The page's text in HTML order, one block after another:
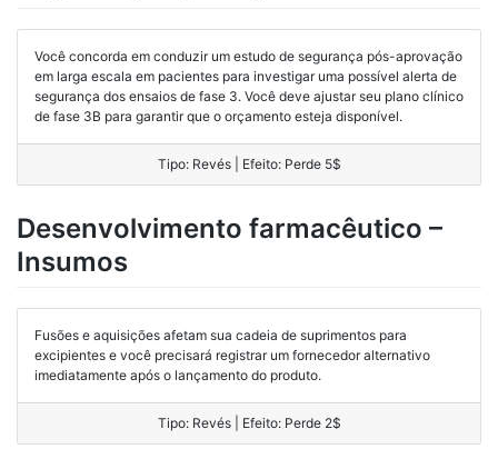
Você concorda em conduzir um estudo de segurança pós-aprovação
em larga escala em pacientes para investigar uma possível alerta de
segurança dos ensaios de fase 3. Você deve ajustar seu plano clínico
de fase 3B para garantir que o orçamento esteja disponível.
Tipo: Revés | Efeito: Perde 5$
Desenvolvimento farmacêutico –
Insumos
Fusões e aquisições afetam sua cadeia de suprimentos para
excipientes e você precisará registrar um fornecedor alternativo
imediatamente após o lançamento do produto.
Tipo: Revés | Efeito: Perde 2$